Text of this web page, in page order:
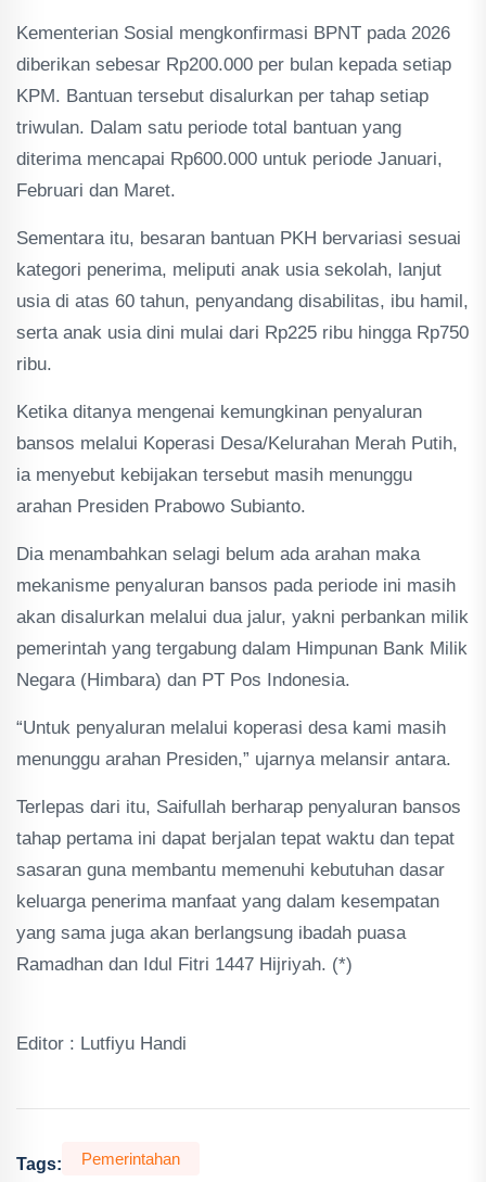
Kementerian Sosial mengkonfirmasi BPNT pada 2026
diberikan sebesar Rp200.000 per bulan kepada setiap
KPM. Bantuan tersebut disalurkan per tahap setiap
triwulan. Dalam satu periode total bantuan yang
diterima mencapai Rp600.000 untuk periode Januari,
Februari dan Maret.
Sementara itu, besaran bantuan PKH bervariasi sesuai
kategori penerima, meliputi anak usia sekolah, lanjut
usia di atas 60 tahun, penyandang disabilitas, ibu hamil,
serta anak usia dini mulai dari Rp225 ribu hingga Rp750
ribu.
Ketika ditanya mengenai kemungkinan penyaluran
bansos melalui Koperasi Desa/Kelurahan Merah Putih,
ia menyebut kebijakan tersebut masih menunggu
arahan Presiden Prabowo Subianto.
Dia menambahkan selagi belum ada arahan maka
mekanisme penyaluran bansos pada periode ini masih
akan disalurkan melalui dua jalur, yakni perbankan milik
pemerintah yang tergabung dalam Himpunan Bank Milik
Negara (Himbara) dan PT Pos Indonesia.
“Untuk penyaluran melalui koperasi desa kami masih
menunggu arahan Presiden,” ujarnya melansir antara.
Terlepas dari itu, Saifullah berharap penyaluran bansos
tahap pertama ini dapat berjalan tepat waktu dan tepat
sasaran guna membantu memenuhi kebutuhan dasar
keluarga penerima manfaat yang dalam kesempatan
yang sama juga akan berlangsung ibadah puasa
Ramadhan dan Idul Fitri 1447 Hijriyah. (*)
Editor : Lutfiyu Handi
Tags: Pemerintahan